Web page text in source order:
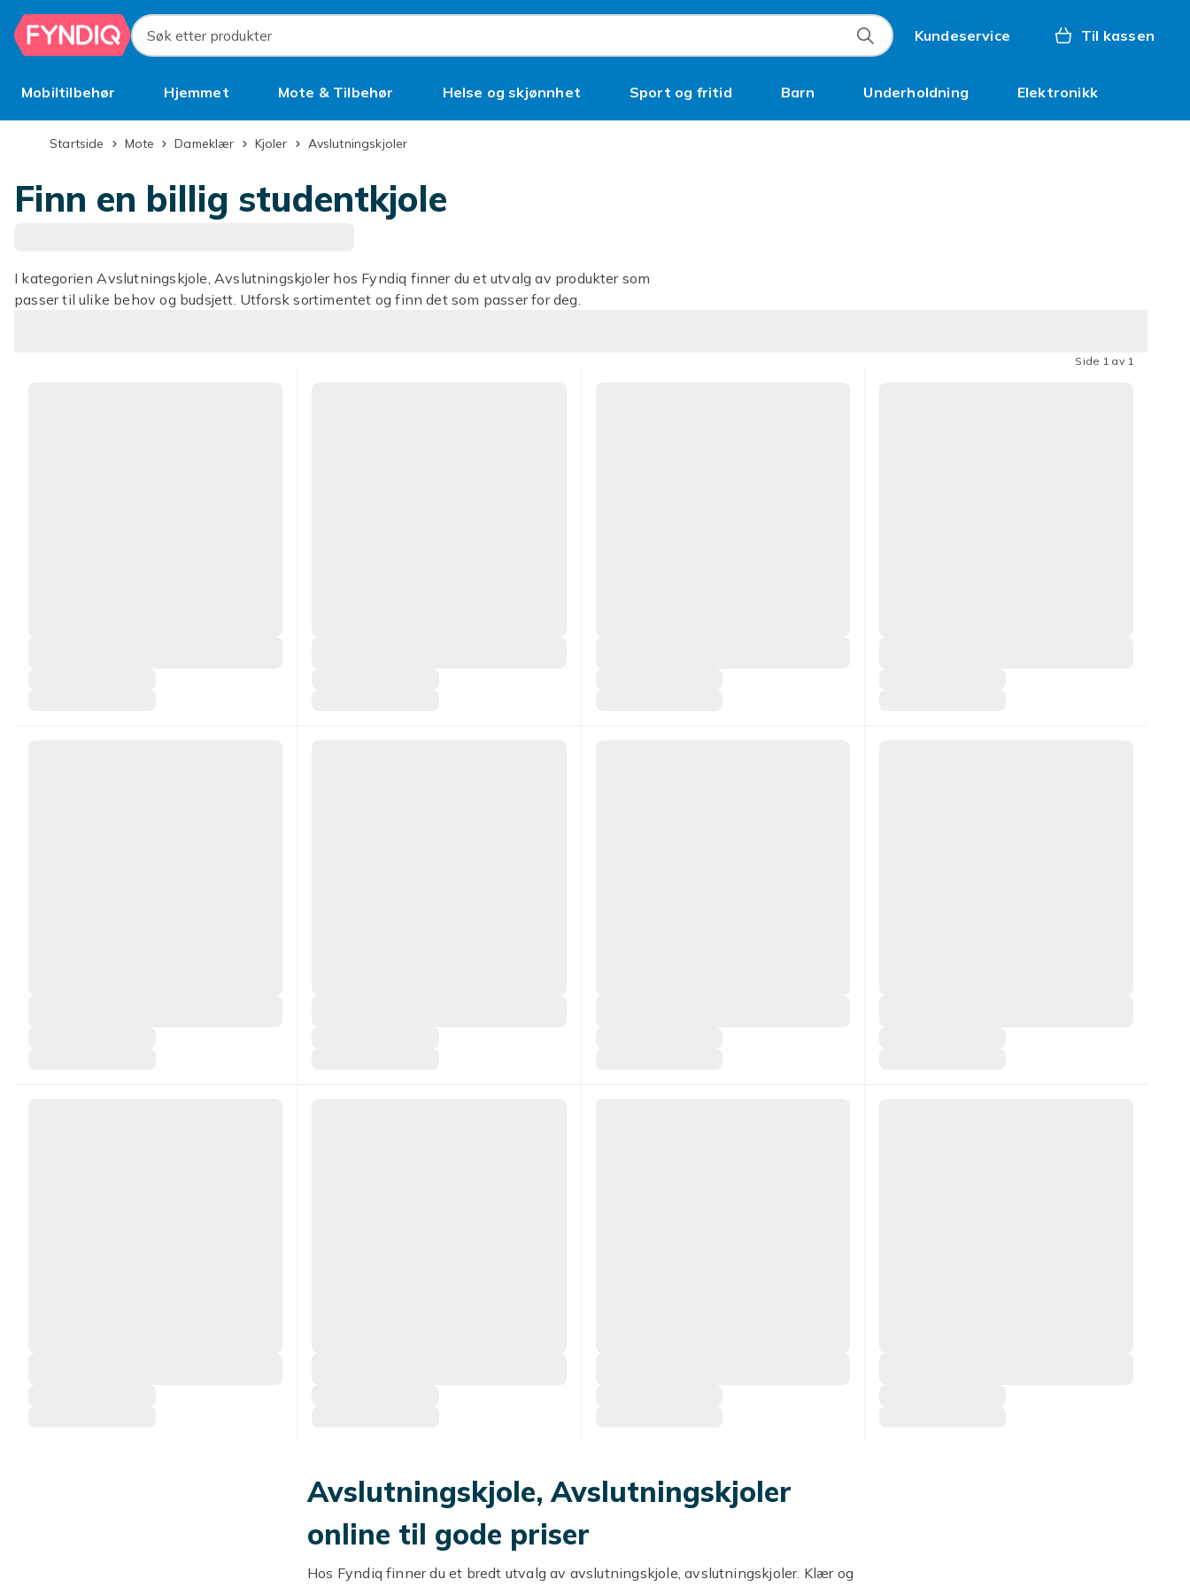
Hopp til hovedinnhold
Søk etter produkter
Kundeservice Til kassen
Mobiltilbehør Hjemmet Mote & Tilbehør Helse og skjønnhet Sport og fritid Barn Underholdning Elektronikk
BruktStartside Mote Dameklær Kjoler Avslutningskjoler
Finn en billig studentkjole
I kategorien Avslutningskjole, Avslutningskjoler hos Fyndiq finner du et utvalg av produkter som
passer til ulike behov og budsjett. Utforsk sortimentet og finn det som passer for deg.
Side 1 av 1
Avslutningskjole, Avslutningskjoler
online til gode priser
Hos Fyndiq finner du et bredt utvalg av avslutningskjole, avslutningskjoler. Klær og